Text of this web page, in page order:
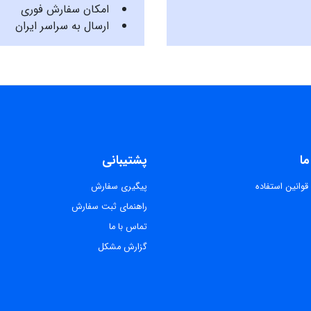
امکان سفارش فوری
ارسال به سراسر ایران
استفاده
پشتیبانی
پیگیری سفارش
راهنمای ثبت سفارش
تماس با ما
گزارش مشکل